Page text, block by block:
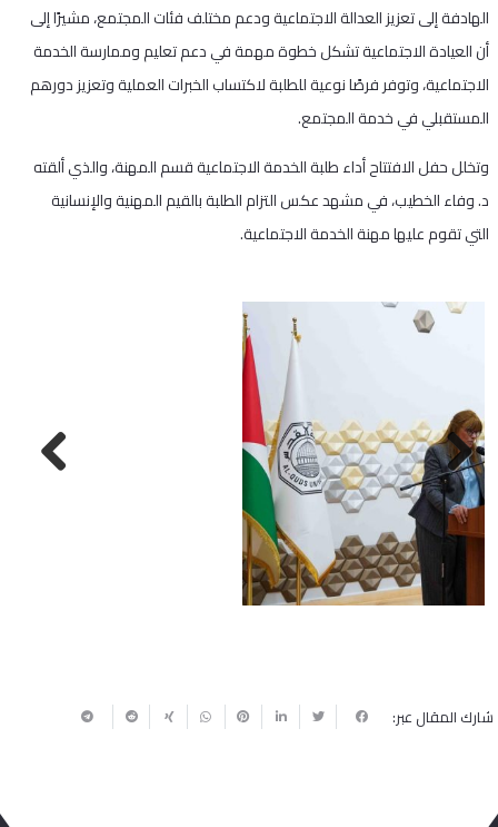
الهادفة إلى تعزيز العدالة الاجتماعية ودعم مختلف فئات المجتمع، مشيرًا إلى
أن العيادة الاجتماعية تشكل خطوة مهمة في دعم تعليم وممارسة الخدمة
الاجتماعية، وتوفر فرصًا نوعية للطلبة لاكتساب الخبرات العملية وتعزيز دورهم
المستقبلي في خدمة المجتمع.
وتخلل حفل الافتتاح أداء طلبة الخدمة الاجتماعية قسم المهنة، والذي ألقته
د. وفاء الخطيب، في مشهد عكس التزام الطلبة بالقيم المهنية والإنسانية
التي تقوم عليها مهنة الخدمة الاجتماعية.
Previous
شارك المقال عبر: